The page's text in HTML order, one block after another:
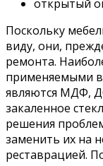
открытый
Поскольку
виду, они,
ремонта.
применяемыми в
являются МДФ,
закаленное
решения
заменить их на
реставрацией.